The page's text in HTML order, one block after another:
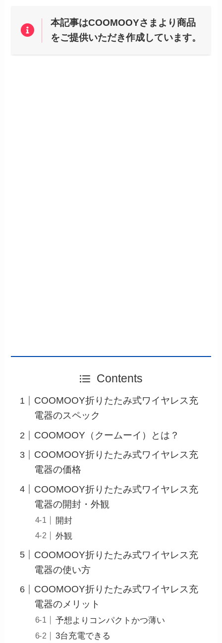
本記事はCOOMOOYさまより商品
をご提供いただき作成しています。
Contents
COOMOOY折りたたみ式ワイヤレス充
電器のスペック
COOMOOY（クームーイ）とは？
COOMOOY折りたたみ式ワイヤレス充
電器の価格
COOMOOY折りたたみ式ワイヤレス充
電器の開封・外観
開封
外観
COOMOOY折りたたみ式ワイヤレス充
電器の使い方
COOMOOY折りたたみ式ワイヤレス充
電器のメリット
予想よりコンパクトかつ薄い
3台充電できる